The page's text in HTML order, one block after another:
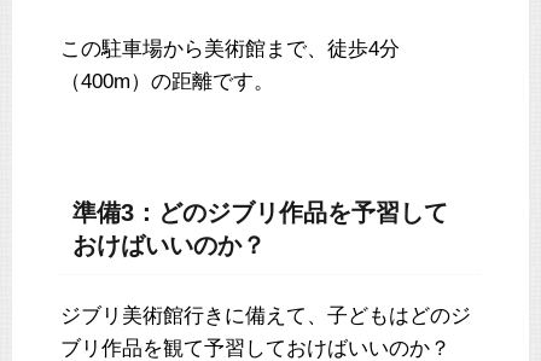
この駐車場から美術館まで、徒歩4分
（400m）の距離です。
準備3：どのジブリ作品を予習して
おけばいいのか？
ジブリ美術館行きに備えて、子どもはどのジ
ブリ作品を観て予習しておけばいいのか？